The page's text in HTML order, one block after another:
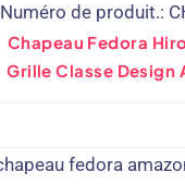
Numéro de produit.:
Chapeau Fedora
Grille Classe Design